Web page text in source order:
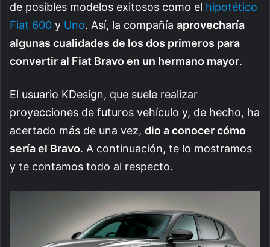
de posibles modelos exitosos como el hipotético
Fiat 600 y Uno. Así, la compañía aprovecharía
algunas cualidades de los dos primeros para
convertir al Fiat Bravo en un hermano mayor.
El usuario KDesign, que suele realizar
proyecciones de futuros vehículo y, de hecho, ha
acertado más de una vez, dio a conocer cómo
sería el Bravo. A continuación, te lo mostramos
y te contamos todo al respecto.